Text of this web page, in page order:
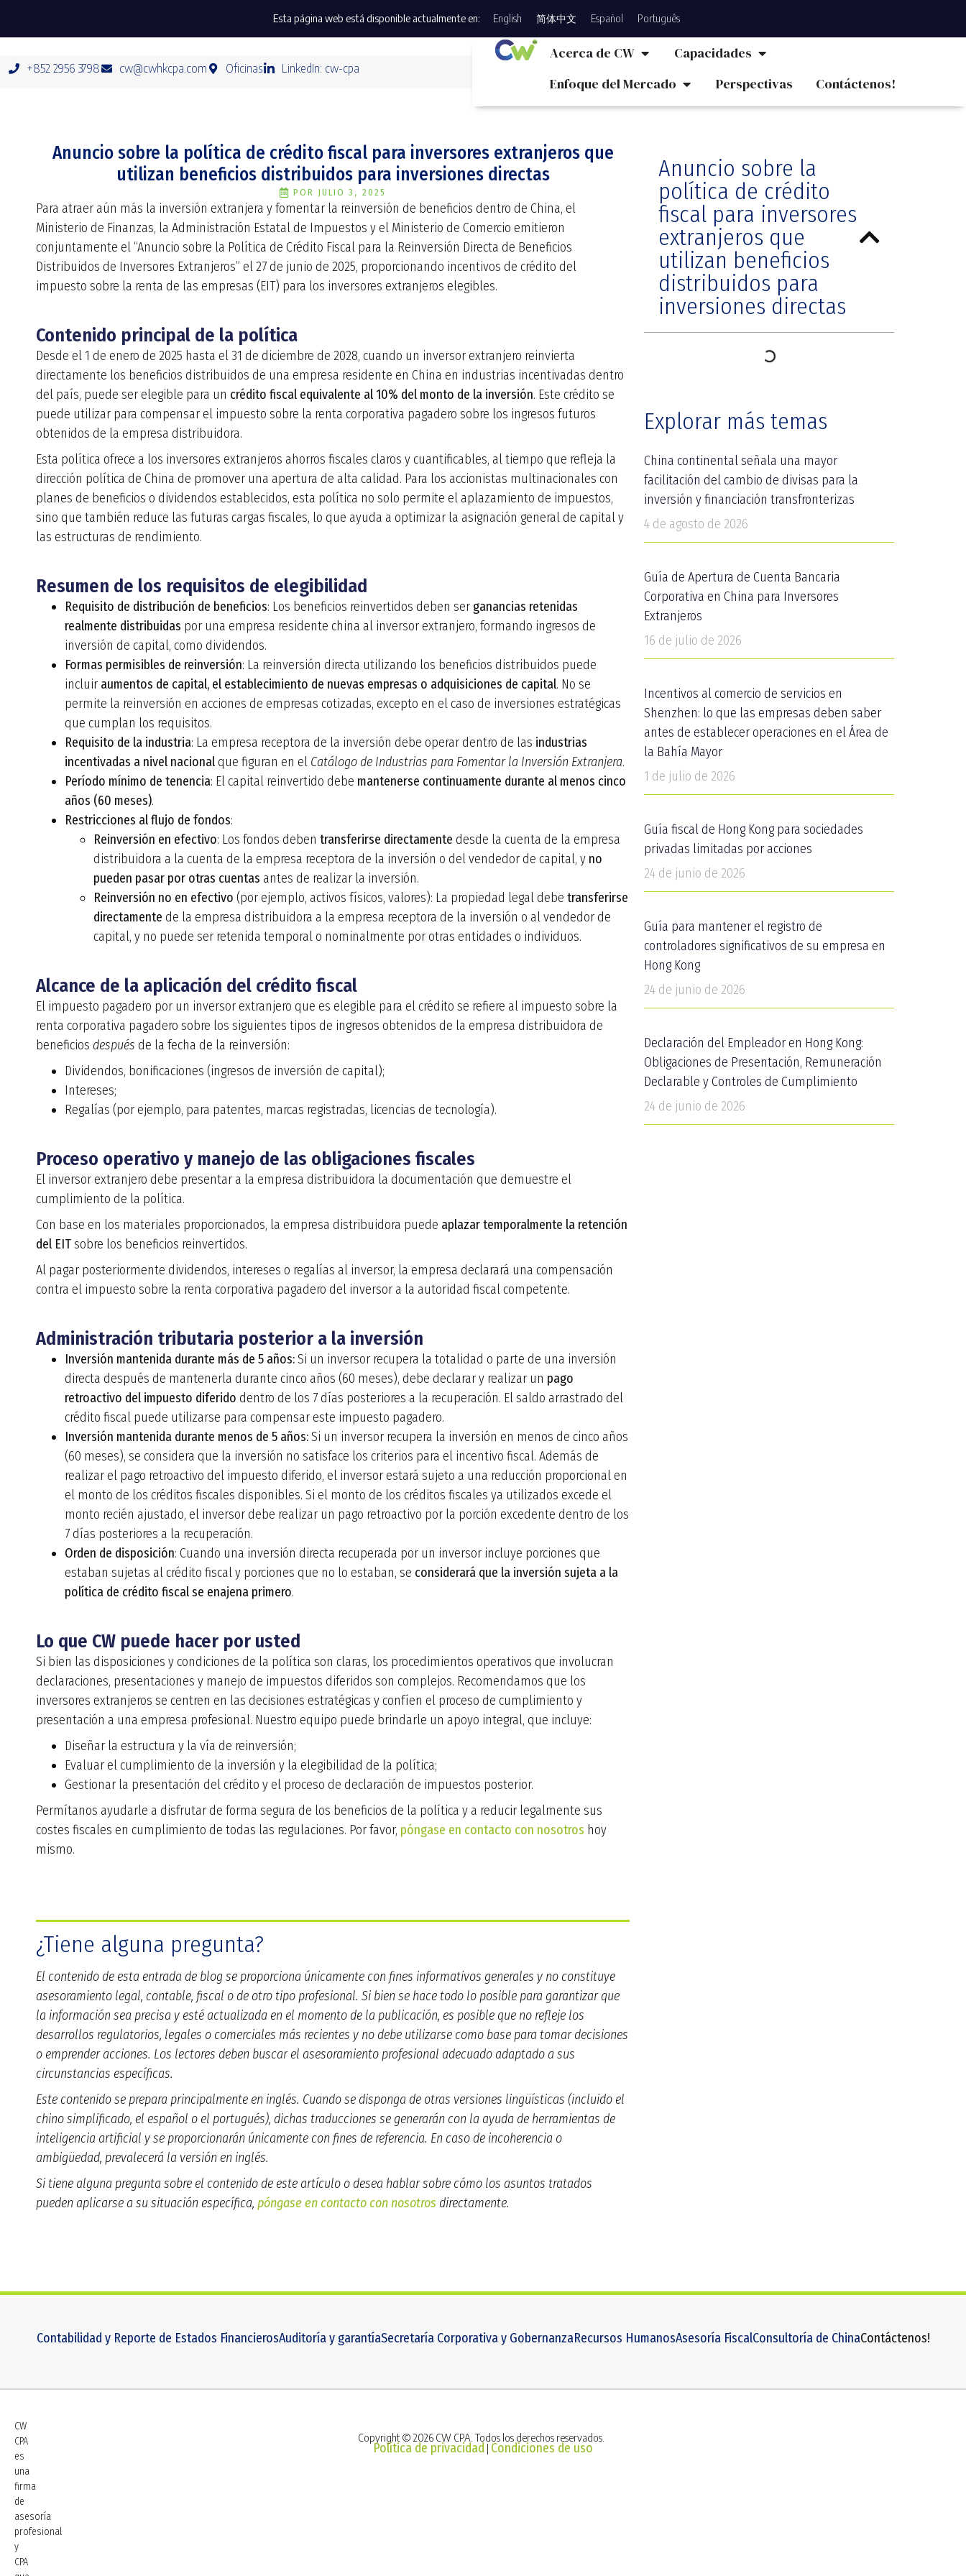
Esta página web está disponible actualmente en: English 简体中文 Español Português
+852 2956 3798 cw@cwhkcpa.com Oficinas LinkedIn: cw-cpa
Acerca de CW
Capacidades
Enfoque del Mercado
Perspectivas Contáctenos!
Anuncio sobre la política de crédito fiscal para inversores extranjeros que
utilizan beneficios distribuidos para inversiones directas
POR JULIO 3, 2025
Para atraer aún más la inversión extranjera y fomentar la reinversión de beneficios dentro de China, el
Ministerio de Finanzas, la Administración Estatal de Impuestos y el Ministerio de Comercio emitieron
conjuntamente el “Anuncio sobre la Política de Crédito Fiscal para la Reinversión Directa de Beneficios
Distribuidos de Inversores Extranjeros” el 27 de junio de 2025, proporcionando incentivos de crédito del
impuesto sobre la renta de las empresas (EIT) para los inversores extranjeros elegibles.
Contenido principal de la política
Desde el 1 de enero de 2025 hasta el 31 de diciembre de 2028, cuando un inversor extranjero reinvierta
directamente los beneficios distribuidos de una empresa residente en China en industrias incentivadas dentro
del país, puede ser elegible para un crédito fiscal equivalente al 10% del monto de la inversión. Este crédito se
puede utilizar para compensar el impuesto sobre la renta corporativa pagadero sobre los ingresos futuros
obtenidos de la empresa distribuidora.
Esta política ofrece a los inversores extranjeros ahorros fiscales claros y cuantificables, al tiempo que refleja la
dirección política de China de promover una apertura de alta calidad. Para los accionistas multinacionales con
planes de beneficios o dividendos establecidos, esta política no solo permite el aplazamiento de impuestos,
sino que también reduce las futuras cargas fiscales, lo que ayuda a optimizar la asignación general de capital y
las estructuras de rendimiento.
Resumen de los requisitos de elegibilidad
Requisito de distribución de beneficios: Los beneficios reinvertidos deben ser ganancias retenidas
realmente distribuidas por una empresa residente china al inversor extranjero, formando ingresos de
inversión de capital, como dividendos.
Formas permisibles de reinversión: La reinversión directa utilizando los beneficios distribuidos puede
incluir aumentos de capital, el establecimiento de nuevas empresas o adquisiciones de capital. No se
permite la reinversión en acciones de empresas cotizadas, excepto en el caso de inversiones estratégicas
que cumplan los requisitos.
Requisito de la industria: La empresa receptora de la inversión debe operar dentro de las industrias
incentivadas a nivel nacionalque figuran en el Catálogo de Industrias para Fomentar la Inversión Extranjera.
Período mínimo de tenencia: El capital reinvertido debe mantenerse continuamente durante al menos cinco
años (60 meses).
Restricciones al flujo de fondos:
Reinversión en efectivo: Los fondos deben transferirse directamente desde la cuenta de la empresa
distribuidora a la cuenta de la empresa receptora de la inversión o del vendedor de capital, y no
pueden pasar por otras cuentas antes de realizar la inversión.
Reinversión no en efectivo (por ejemplo, activos físicos, valores): La propiedad legal debe transferirse
directamente de la empresa distribuidora a la empresa receptora de la inversión o al vendedor de
capital, y no puede ser retenida temporal o nominalmente por otras entidades o individuos.
Alcance de la aplicación del crédito fiscal
El impuesto pagadero por un inversor extranjero que es elegible para el crédito se refiere al impuesto sobre la
renta corporativa pagadero sobre los siguientes tipos de ingresos obtenidos de la empresa distribuidora de
beneficios después de la fecha de la reinversión:
Dividendos, bonificaciones (ingresos de inversión de capital);
Intereses;
Regalías (por ejemplo, para patentes, marcas registradas, licencias de tecnología).
Proceso operativo y manejo de las obligaciones fiscales
El inversor extranjero debe presentar a la empresa distribuidora la documentación que demuestre el
cumplimiento de la política.
Con base en los materiales proporcionados, la empresa distribuidora puede aplazar temporalmente la retención
del EITsobre los beneficios reinvertidos.
Al pagar posteriormente dividendos, intereses o regalías al inversor, la empresa declarará una compensación
contra el impuesto sobre la renta corporativa pagadero del inversor a la autoridad fiscal competente.
Administración tributaria posterior a la inversión
Inversión mantenida durante más de 5 años:Si un inversor recupera la totalidad o parte de una inversión
directa después de mantenerla durante cinco años (60 meses), debe declarar y realizar un pago
retroactivo del impuesto diferido dentro de los 7 días posteriores a la recuperación. El saldo arrastrado del
crédito fiscal puede utilizarse para compensar este impuesto pagadero.
Inversión mantenida durante menos de 5 años:Si un inversor recupera la inversión en menos de cinco años
(60 meses), se considera que la inversión no satisface los criterios para el incentivo fiscal. Además de
realizar el pago retroactivo del impuesto diferido, el inversor estará sujeto a una reducción proporcional en
el monto de los créditos fiscales disponibles. Si el monto de los créditos fiscales ya utilizados excede el
monto recién ajustado, el inversor debe realizar un pago retroactivo por la porción excedente dentro de los
7 días posteriores a la recuperación.
Orden de disposición: Cuando una inversión directa recuperada por un inversor incluye porciones que
estaban sujetas al crédito fiscal y porciones que no lo estaban, se considerará que la inversión sujeta a la
política de crédito fiscal se enajena primero.
Lo que CW puede hacer por usted
Si bien las disposiciones y condiciones de la política son claras, los procedimientos operativos que involucran
declaraciones, presentaciones y manejo de impuestos diferidos son complejos. Recomendamos que los
inversores extranjeros se centren en las decisiones estratégicas y confíen el proceso de cumplimiento y
presentación a una empresa profesional. Nuestro equipo puede brindarle un apoyo integral, que incluye:
Diseñar la estructura y la vía de reinversión;
Evaluar el cumplimiento de la inversión y la elegibilidad de la política;
Gestionar la presentación del crédito y el proceso de declaración de impuestos posterior.
Permítanos ayudarle a disfrutar de forma segura de los beneficios de la política y a reducir legalmente sus
costes fiscales en cumplimiento de todas las regulaciones. Por favor, póngase en contacto con nosotros hoy
mismo.
¿Tiene alguna pregunta?
El contenido de esta entrada de blog se proporciona únicamente con fines informativos generales y no constituye
asesoramiento legal, contable, fiscal o de otro tipo profesional. Si bien se hace todo lo posible para garantizar que
la información sea precisa y esté actualizada en el momento de la publicación, es posible que no refleje los
desarrollos regulatorios, legales o comerciales más recientes y no debe utilizarse como base para tomar decisiones
o emprender acciones. Los lectores deben buscar el asesoramiento profesional adecuado adaptado a sus
circunstancias específicas.
Este contenido se prepara principalmente en inglés. Cuando se disponga de otras versiones lingüísticas (incluido el
chino simplificado, el español o el portugués), dichas traducciones se generarán con la ayuda de herramientas de
inteligencia artificial y se proporcionarán únicamente con fines de referencia. En caso de incoherencia o
ambigüedad, prevalecerá la versión en inglés.
Si tiene alguna pregunta sobre el contenido de este artículo o desea hablar sobre cómo los asuntos tratados
pueden aplicarse a su situación específica, póngase en contacto con nosotros directamente.
Anuncio sobre la
política de crédito
fiscal para inversores
extranjeros que
utilizan beneficios
distribuidos para
inversiones directas
Explorar más temas
China continental señala una mayor
facilitación del cambio de divisas para la
inversión y financiación transfronterizas
4 de agosto de 2026
Guía de Apertura de Cuenta Bancaria
Corporativa en China para Inversores
Extranjeros
16 de julio de 2026
Incentivos al comercio de servicios en
Shenzhen: lo que las empresas deben saber
antes de establecer operaciones en el Área de
la Bahía Mayor
1 de julio de 2026
Guía fiscal de Hong Kong para sociedades
privadas limitadas por acciones
24 de junio de 2026
Guía para mantener el registro de
controladores significativos de su empresa en
Hong Kong
24 de junio de 2026
Declaración del Empleador en Hong Kong:
Obligaciones de Presentación, Remuneración
Declarable y Controles de Cumplimiento
24 de junio de 2026
Contabilidad y Reporte de Estados FinancierosAuditoría y garantíaSecretaría Corporativa y GobernanzaRecursos HumanosAsesoría FiscalConsultoría de ChinaContáctenos!
CW
CPA
es
una
firma
de
asesoría
profesional
y
CPA
Copyright © 2026 CW CPA. Todos los derechos reservados.
Política de privacidad Condiciones de uso